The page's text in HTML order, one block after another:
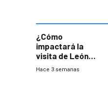
¿Cómo
impactará la
visita de León
XIV a Uruguay?
Hace 3 semanas